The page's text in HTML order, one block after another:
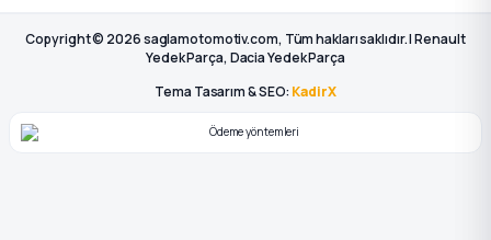
Copyright © 2026 saglamotomotiv.com, Tüm hakları saklıdır. | Renault
Yedek Parça, Dacia Yedek Parça
Tema Tasarım & SEO: KadirX